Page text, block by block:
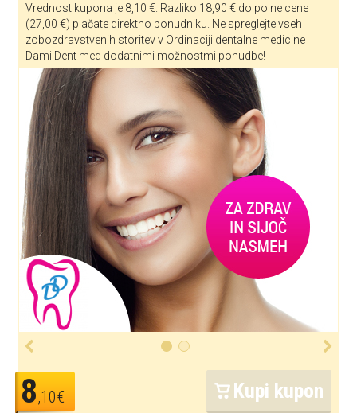
Vrednost kupona je 8,10 €. Razliko 18,90 € do polne cene
(27,00 €) plačate direktno ponudniku. Ne spreglejte vseh
zobozdravstvenih storitev v Ordinaciji dentalne medicine
Dami Dent med dodatnimi možnostmi ponudbe!
8,10€ Kupi kupon